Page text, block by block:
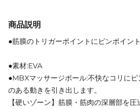
商品説明
●筋膜のトリガーポイントにピンポイント
●素材:EVA
●MBXマッサージボール:不快なコリに
のある動きを引き出します。
【硬いゾーン】筋膜・筋肉の深層部を圧